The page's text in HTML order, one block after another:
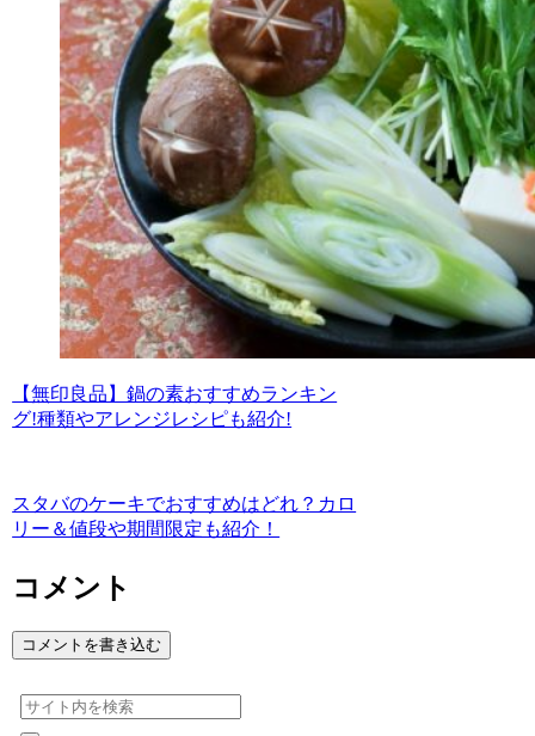
【無印良品】鍋の素おすすめランキン
グ!種類やアレンジレシピも紹介!
スタバのケーキでおすすめはどれ？カロ
リー＆値段や期間限定も紹介！
コメント
コメントを書き込む